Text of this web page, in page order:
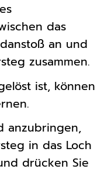
das
an und
zusammen.
ist, können
anzubringen,
in das Loch
drücken Sie